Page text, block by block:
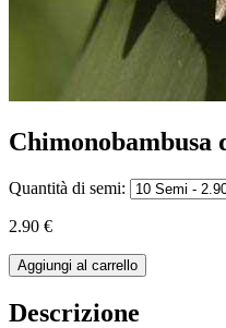
Chimonobambusa
Quantità di semi:
2.90 €
Aggiungi al carrello
Descrizione